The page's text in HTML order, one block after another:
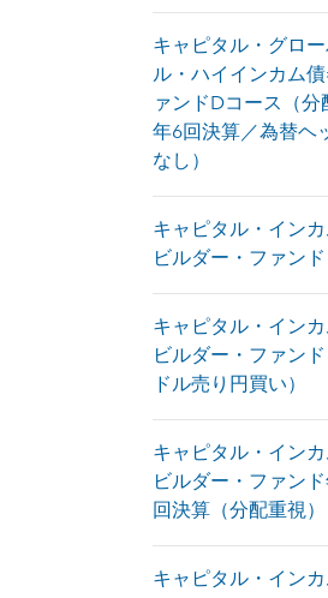
キャピタル・グロ
ル・ハイインカム債
ァンドDコース（分
年6回決算／為替ヘ
なし）
キャピタル・インカ
ビルダー・ファンド
キャピタル・インカ
ビルダー・ファン
ドル売り円買い）
キャピタル・インカ
ビルダー・ファンド
回決算（分配重視）
キャピタル・インカ